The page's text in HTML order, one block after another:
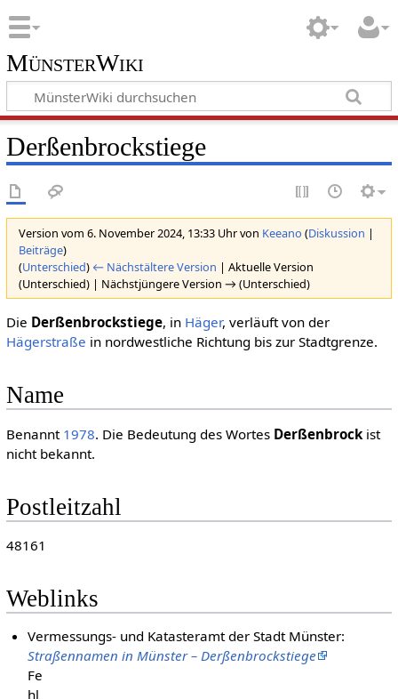
MünsterWiki
Derßenbrockstiege
Version vom 6. November 2024, 13:33 Uhr von Keeano (Diskussion |
Beiträge)
(Unterschied) ← Nächstältere Version | Aktuelle Version
(Unterschied) | Nächstjüngere Version → (Unterschied)
Die Derßenbrockstiege, in Häger, verläuft von der
Hägerstraße in nordwestliche Richtung bis zur Stadtgrenze.
Name
Benannt 1978. Die Bedeutung des Wortes Derßenbrockist
nicht bekannt.
Postleitzahl
48161
Weblinks
Vermessungs- und Katasteramt der Stadt Münster:
Straßennamen in Münster – Derßenbrockstiege
Fe
hl